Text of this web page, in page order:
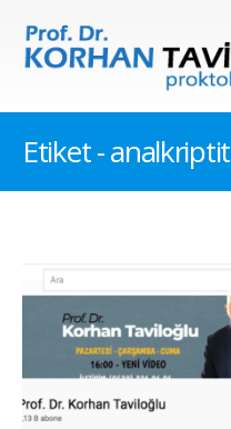
Etiket - analkriptit